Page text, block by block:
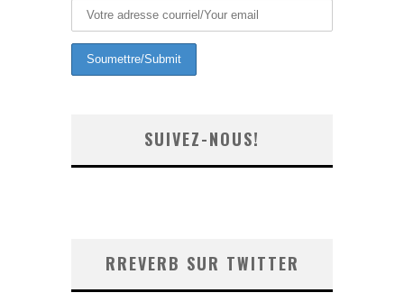
SUIVEZ-NOUS!
RREVERB SUR TWITTER